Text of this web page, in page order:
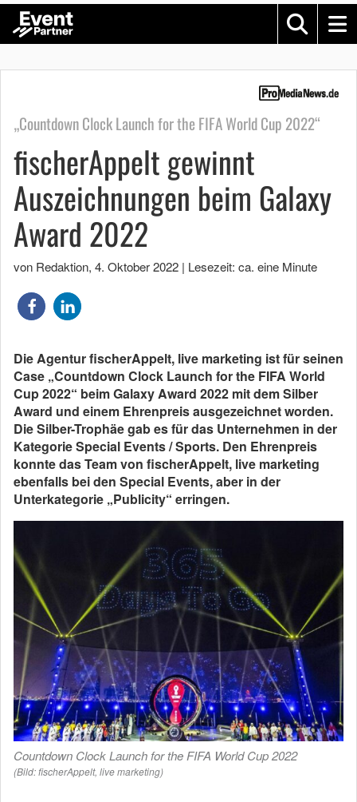
„Countdown Clock Launch for the FIFA World Cup 2022“
fischerAppelt gewinnt
Auszeichnungen beim Galaxy
Award 2022
von Redaktion, 4. Oktober 2022 | Lesezeit: ca. eine Minute
Die Agentur fischerAppelt, live marketing ist für seinen
Case „Countdown Clock Launch for the FIFA World
Cup 2022“ beim Galaxy Award 2022 mit dem Silber
Award und einem Ehrenpreis ausgezeichnet worden.
Die Silber-Trophäe gab es für das Unternehmen in der
Kategorie Special Events / Sports. Den Ehrenpreis
konnte das Team von fischerAppelt, live marketing
ebenfalls bei den Special Events, aber in der
Unterkategorie „Publicity“ erringen.
Countdown Clock Launch for the FIFA World Cup 2022
(Bild: fischerAppelt, live marketing)